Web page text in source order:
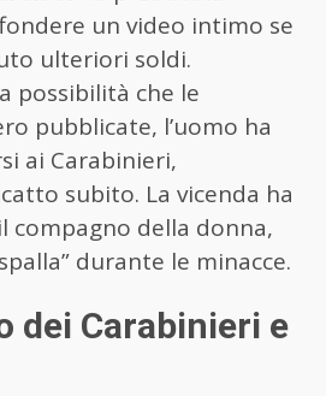
un video intimo se
ulteriori soldi.
possibilità che le
pubblicate, l’uomo ha
ai Carabinieri,
subito. La vicenda ha
compagno della donna,
durante le minacce.
dei Carabinieri e